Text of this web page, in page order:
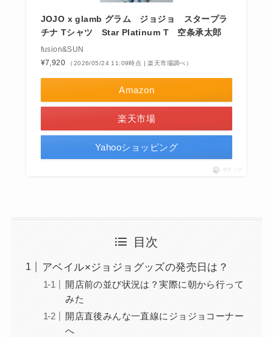
JOJO x glamb グラム ジョジョ スタープラ
チナ Tシャツ Star Platinum T 空条承太郎
fusion&SUN
¥7,920
（2026/05/24 11:09時点 | 楽天市場調べ）
Amazon
楽天市場
Yahooショッピング
ポチップ
目次
アベイル×ジョジョグッズの発売日は？
開店前の並び状況は？実際に朝から行って
みた
開店直後みんな一直線にジョジョコーナー
へ